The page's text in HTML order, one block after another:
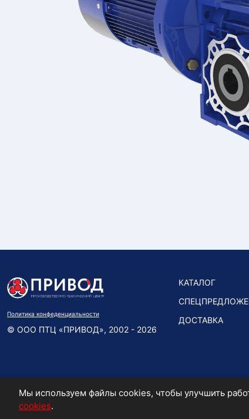
Политика конфеденциальности
© ООО ПТЦ «ПРИВОД», 2002 - 2026
КАТАЛОГ
ДОСТАВКА
Мы используем файлы cookies, чтобы улучшить
cookies.